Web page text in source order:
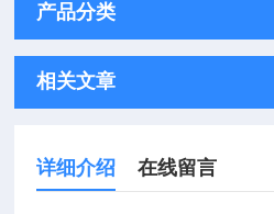
产品分类
相关文章
详细介绍 在线留言